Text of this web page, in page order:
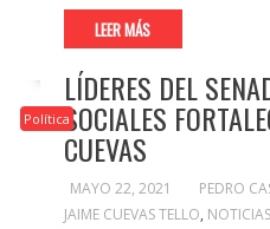
LEER MÁS
Política
LÍDERES DEL
SOCIALES
CUEVAS
MAYO 22, 2021 PEDRO
JAIME CUEVAS TELLO,